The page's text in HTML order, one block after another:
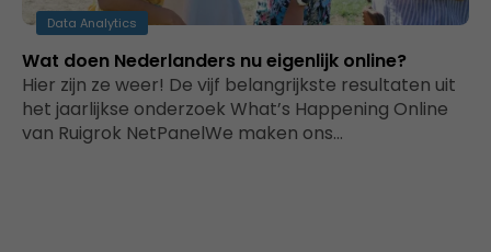
Data Analytics
Wat doen Nederlanders nu eigenlijk online?
Hier zijn ze weer! De vijf belangrijkste resultaten uit
het jaarlijkse onderzoek What’s Happening Online
van Ruigrok NetPanelWe maken ons…